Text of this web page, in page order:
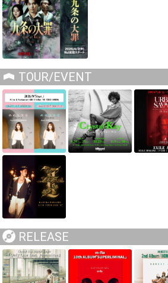
TOUR/EVENT
RELEASE